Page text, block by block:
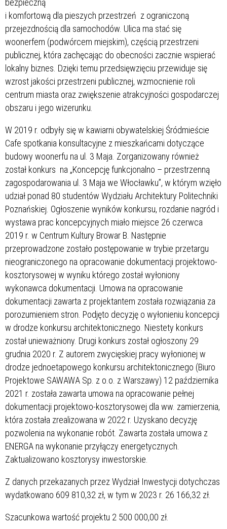
i komfortową dla pieszych przestrzeń z ograniczoną
przejezdnością dla samochodów. Ulica ma stać się
woonerfem (podwórcem miejskim), częścią przestrzeni
publicznej, która zachęcając do obecności zacznie wspierać
lokalny biznes. Dzięki temu przedsięwzięciu przewiduje się
wzrost jakości przestrzeni publicznej, wzmocnienie roli
centrum miasta oraz zwiększenie atrakcyjności gospodarczej
obszaru i jego wizerunku.
W 2019 r. odbyły się w kawiarni obywatelskiej Śródmieście
Cafe spotkania konsultacyjne z mieszkańcami dotyczące
budowy woonerfu na ul. 3 Maja. Zorganizowany również
został konkurs na „Koncepcję funkcjonalno – przestrzenną
zagospodarowania ul. 3 Maja we Włocławku”, w którym wzięło
udział ponad 80 studentów Wydziału Architektury Politechniki
Poznańskiej. Ogłoszenie wyników konkursu, rozdanie nagród i
wystawa prac koncepcyjnych miało miejsce 26 czerwca
2019 r. w Centrum Kultury Browar B. Następnie
przeprowadzone zostało postępowanie w trybie przetargu
nieograniczonego na opracowanie dokumentacji projektowo-
kosztorysowej w wyniku którego został wyłoniony
wykonawca dokumentacji. Umowa na opracowanie
dokumentacji zawarta z projektantem została rozwiązania za
porozumieniem stron. Podjęto decyzję o wyłonieniu koncepcji
w drodze konkursu architektonicznego. Niestety konkurs
został unieważniony. Drugi konkurs został ogłoszony 29
grudnia 2020 r. Z autorem zwycięskiej pracy wyłonionej w
drodze jednoetapowego konkursu architektonicznego (Biuro
Projektowe SAWAWA Sp. z o.o. z Warszawy) 12 października
2021 r. została zawarta umowa na opracowanie pełnej
dokumentacji projektowo-kosztorysowej dla ww. zamierzenia,
która została zrealizowana w 2022 r. Uzyskano decyzję
pozwolenia na wykonanie robót. Zawarta została umowa z
ENERGA na wykonanie przyłączy energetycznych.
Zaktualizowano kosztorysy inwestorskie.
Z danych przekazanych przez Wydział Inwestycji dotychczas
wydatkowano 609 810,32 zł, w tym w 2023 r. 26 166,32 zł.
Szacunkowa wartość projektu 2 500 000,00 zł.